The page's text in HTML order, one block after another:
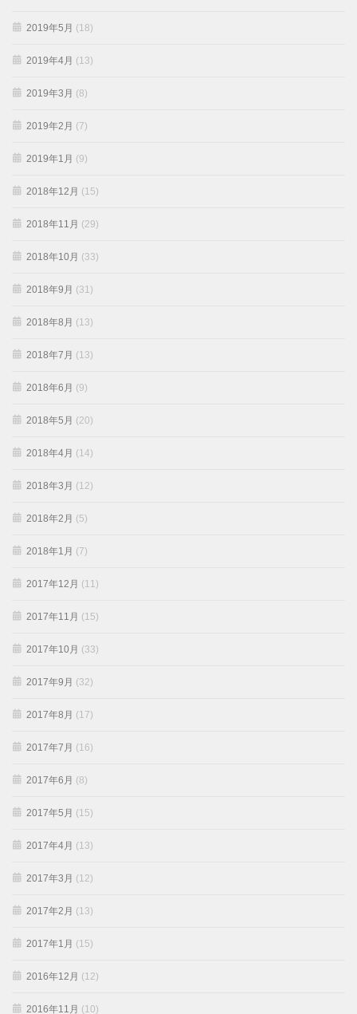
2019年5月 (18)
2019年4月 (13)
2019年3月 (8)
2019年2月 (7)
2019年1月 (9)
2018年12月 (15)
2018年11月 (29)
2018年10月 (33)
2018年9月 (31)
2018年8月 (13)
2018年7月 (13)
2018年6月 (9)
2018年5月 (20)
2018年4月 (14)
2018年3月 (12)
2018年2月 (5)
2018年1月 (7)
2017年12月 (11)
2017年11月 (15)
2017年10月 (33)
2017年9月 (32)
2017年8月 (17)
2017年7月 (16)
2017年6月 (8)
2017年5月 (15)
2017年4月 (13)
2017年3月 (12)
2017年2月 (13)
2017年1月 (15)
2016年12月 (12)
2016年11月 (10)